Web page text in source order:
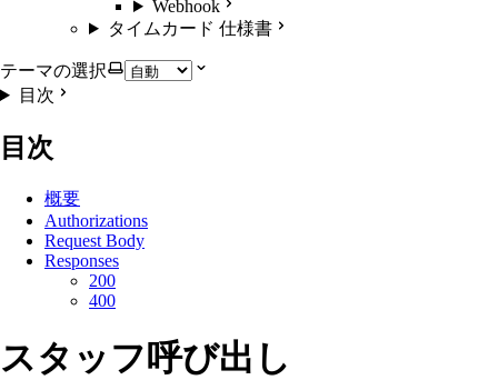
Webhook
タイムカード 仕様書
テーマの選択
目次
目次
概要
Authorizations
Request Body
Responses
200
400
スタッフ呼び出し